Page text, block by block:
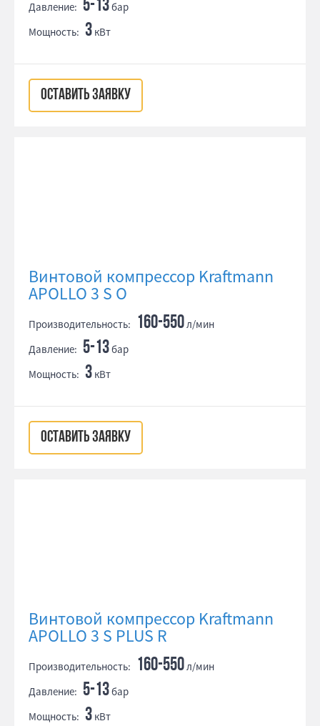
Давление: 5-13бар
Мощность: 3 кВт
ОСТАВИТЬ ЗАЯВКУ
Винтовой компрессор Kraftmann
APOLLO 3 S O
Производительность: 160-550л/мин
Давление: 5-13бар
Мощность: 3 кВт
ОСТАВИТЬ ЗАЯВКУ
Винтовой компрессор Kraftmann
APOLLO 3 S PLUS R
Производительность: 160-550л/мин
Давление: 5-13бар
Мощность: 3 кВт